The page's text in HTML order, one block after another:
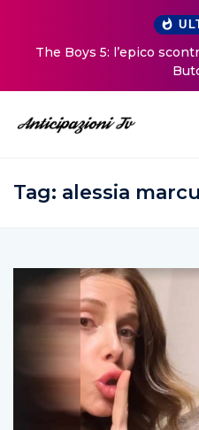
The Boys 5: l’epico
Tag: alessia